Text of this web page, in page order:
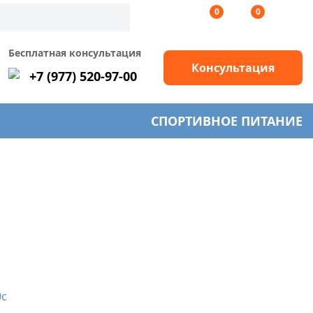
0 0
Бесплатная консультация
+7 (977) 520-97-00 Консультация
СПОРТИВНОЕ ПИТАНИЕ